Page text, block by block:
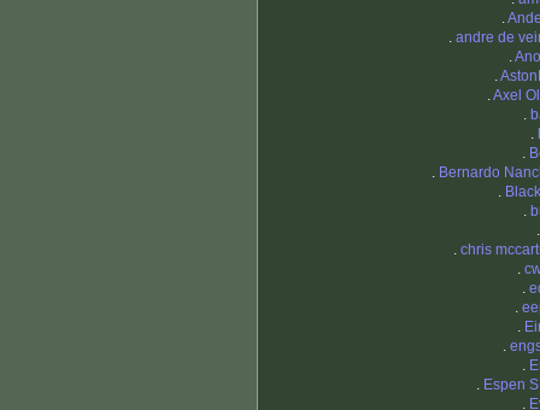
.
. andre de
.
.
.Axel
.
.
.
. Bernardo
.
.
. chris
.
.
.
.
.
.
. Espen
.